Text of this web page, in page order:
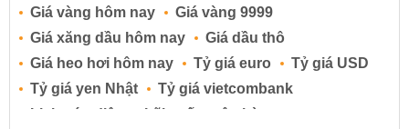
Giá vàng hôm nay
Giá vàng 9999
Giá xăng dầu hôm nay
Giá dầu thô
Giá heo hơi hôm nay
Tỷ giá euro
Tỷ giá USD
Tỷ giá yen Nhật
Tỷ giá vietcombank
Lịch cúp điện
Lãi suất ngân hàng